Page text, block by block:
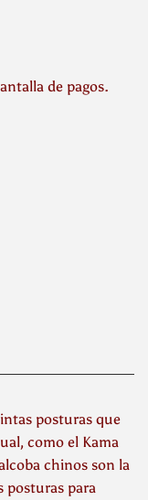
de pagos.
posturas que
como el Kama
chinos son la
posturas para